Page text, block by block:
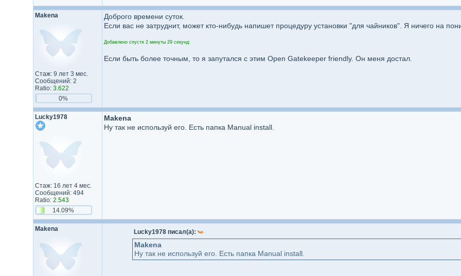
Makena
Стаж: 9 лет 3 мес.
Сообщений: 2
Ratio: 3.622
0%
Доброго времени суток.
Если вас не затруднит, может кто-нибудь напишет процедуру установки "для чайников". Я ничего на
Добавлено спустя 2 минуты 29 секунд:
Если быть более точным, то я запутался с этим Open Gatekeeper friendly. Он меня достал.
Lucky1978
Стаж: 16 лет 4 мес.
Сообщений: 494
Ratio: 2.543
14.09%
Makena
Ну так не используй его. Есть папка Manual install.
Makena Lucky1978 писал(а):
Makena
Ну так не используй его. Есть папка Manual install.